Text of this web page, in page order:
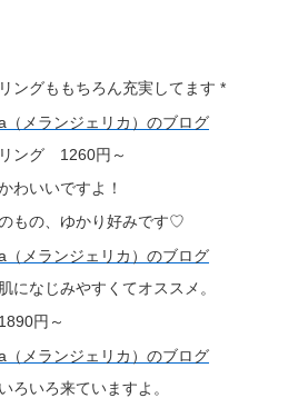
ングももちろん充実してます *
ング 1260円～
わいいですよ！
もの、ゆかり好みです♡
になじみやすくてオススメ。
円～
ろいろ来ていますよ。